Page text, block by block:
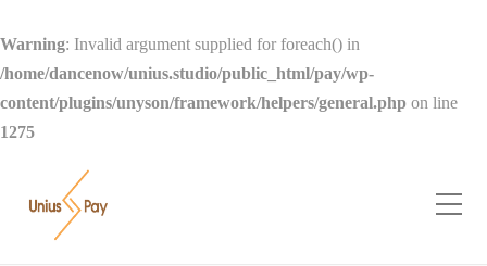
Warning: Invalid argument supplied for foreach() in
/home/dancenow/unius.studio/public_html/pay/wp-
content/plugins/unyson/framework/helpers/general.php on line
1275